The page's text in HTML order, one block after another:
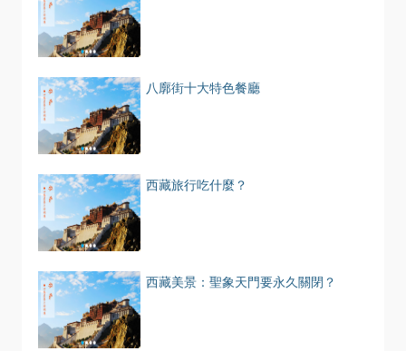
八廓街十大特色餐廳
西藏旅行吃什麼？
西藏美景：聖象天門要永久關閉？